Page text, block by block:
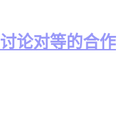
论对等的合作